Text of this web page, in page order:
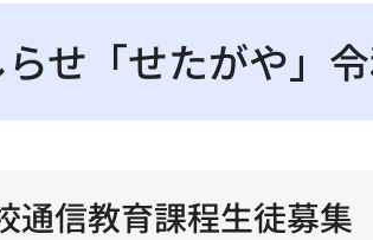
せ「せたがや」
通信教育課程生徒募集